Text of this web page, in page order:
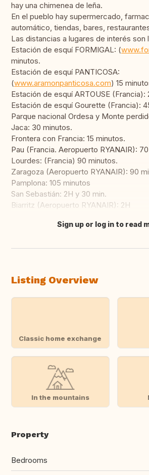
hay una chimenea de leña.
En el pueblo hay supermercado,
automático, tiendas, bares,
Las distancias a lugares de interés son
Estación de esquí FORMIGAL: (
minutos.
Estación de esquí PANTICOSA:
(www.aramonpanticosa.com) 15
Estación de esquí ARTOUSE (Francia):
Estación de esquí Gourette (Francia):
Parque nacional Ordesa y Monte
Jaca: 30 minutos.
Frontera con Francia: 15 minutos.
Pau (Francia. Aeropuerto RYANAIR):
Lourdes: (Francia) 90 minutos.
Zaragoza (Aeropuerto RYANAIR): 90
Pamplona: 105 minutos
San Sebastián: 2H y 30 min.
Biarritz (Aeropuerto RYANAIR): 2H
Translate this
Sign up or log in to read
Listing Overview
Classic home exchange
In the mountains
Property
Bedrooms